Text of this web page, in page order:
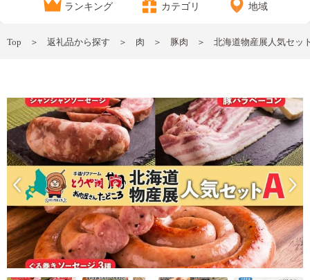
ランキング カテゴリ 地域
Top 返礼品から探す 肉 豚肉 北海道物産展人気セッ